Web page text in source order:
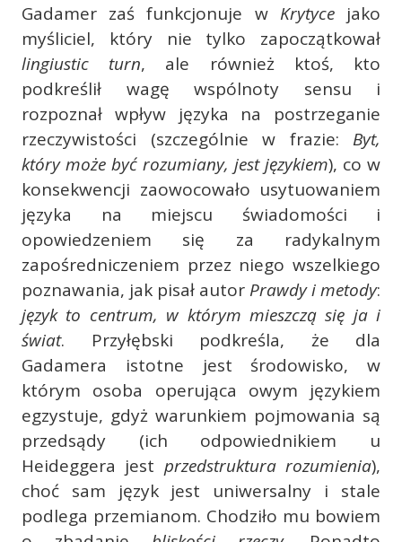
Gadamer zaś funkcjonuje w Krytycejako
myśliciel, który nie tylko zapoczątkował
lingiustic turn, ale również ktoś, kto
podkreślił wagę wspólnoty sensu i
rozpoznał wpływ języka na postrzeganie
rzeczywistości (szczególnie w frazie: Byt,
który może być rozumiany, jest językiem), co w
konsekwencji zaowocowało usytuowaniem
języka na miejscu świadomości i
opowiedzeniem się za radykalnym
zapośredniczeniem przez niego wszelkiego
poznawania, jak pisał autor Prawdy i metody:
język to centrum, w którym mieszczą się ja i
świat. Przyłębski podkreśla, że dla
Gadamera istotne jest środowisko, w
którym osoba operująca owym językiem
egzystuje, gdyż warunkiem pojmowania są
przedsądy (ich odpowiednikiem u
Heideggera jest przedstruktura rozumienia),
choć sam język jest uniwersalny i stale
podlega przemianom. Chodziło mu bowiem